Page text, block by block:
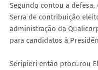
Segundo contou a
Serra de contribuição
administração da
para candidatos à
Seripieri então procurou